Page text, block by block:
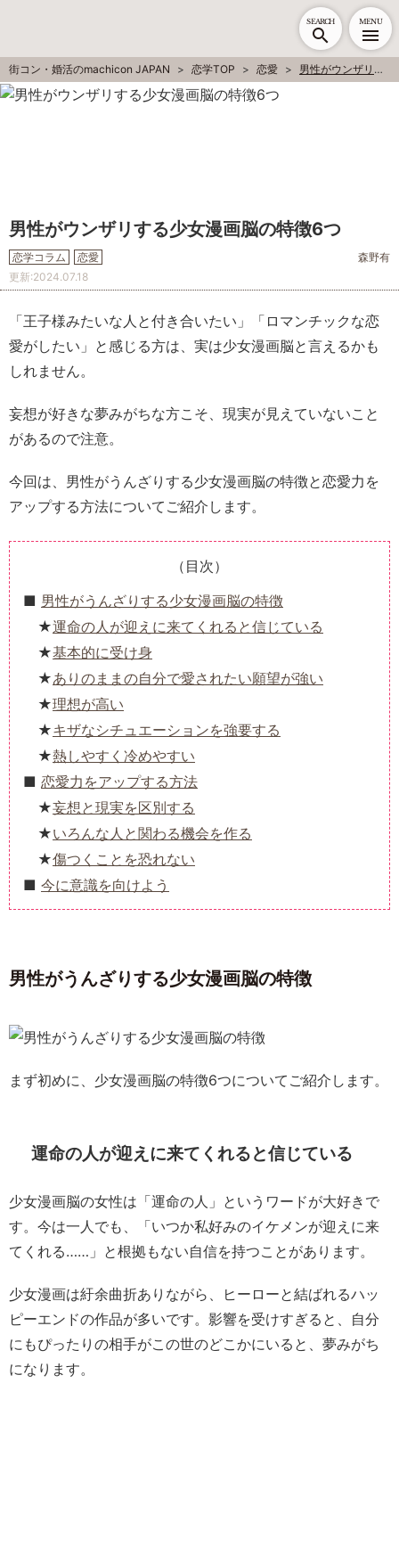
SEARCH MENU
街コン・婚活のmachicon JAPAN 恋学TOP 恋愛 男性がウンザリする少女漫画脳の特徴6つ
男性がウンザリする少女漫画脳の特徴6つ
恋学コラム 恋愛
森野有
更新:2024.07.18
「王子様みたいな人と付き合いたい」「ロマンチックな恋
愛がしたい」と感じる方は、実は少女漫画脳と言えるかも
しれません。
妄想が好きな夢みがちな方こそ、現実が見えていないこと
があるので注意。
今回は、男性がうんざりする少女漫画脳の特徴と恋愛力を
アップする方法についてご紹介します。
（目次）
男性がうんざりする少女漫画脳の特徴
運命の人が迎えに来てくれると信じている
基本的に受け身
ありのままの自分で愛されたい願望が強い
理想が高い
キザなシチュエーションを強要する
熱しやすく冷めやすい
恋愛力をアップする方法
妄想と現実を区別する
いろんな人と関わる機会を作る
傷つくことを恐れない
今に意識を向けよう
男性がうんざりする少女漫画脳の特徴
まず初めに、少女漫画脳の特徴6つについてご紹介します。
運命の人が迎えに来てくれると信じている
少女漫画脳の女性は「運命の人」というワードが大好きで
す。今は一人でも、「いつか私好みのイケメンが迎えに来
てくれる……」と根拠もない自信を持つことがあります。
少女漫画は紆余曲折ありながら、ヒーローと結ばれるハッ
ピーエンドの作品が多いです。影響を受けすぎると、自分
にもぴったりの相手がこの世のどこかにいると、夢みがち
になります。